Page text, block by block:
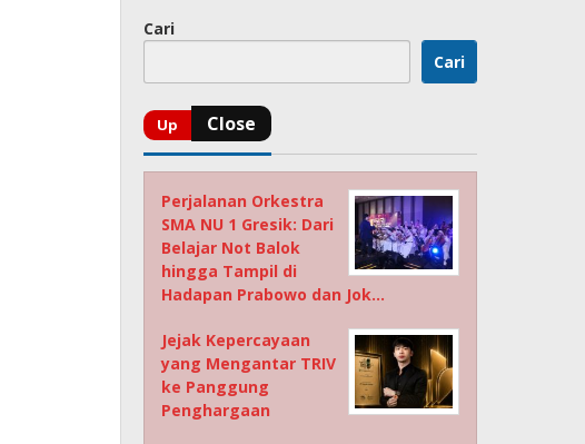
Cari
Cari
Perjalanan Orkestra
SMA NU 1 Gresik: Dari
Belajar Not Balok
hingga Tampil di
Hadapan Prabowo dan Jok…
Jejak Kepercayaan
yang Mengantar TRIV
ke Panggung
Penghargaan